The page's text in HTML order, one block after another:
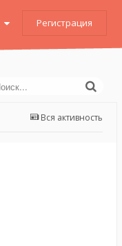
Регистрация
Вся активность